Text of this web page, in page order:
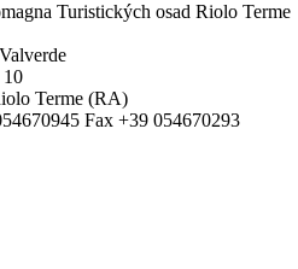
Turistických osad Riolo Terme
10
Terme (RA)
Fax +39 054670293